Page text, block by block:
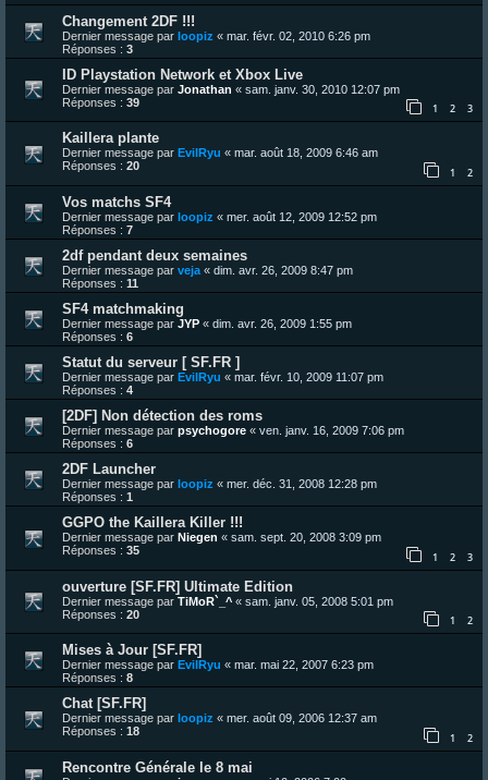
Changement 2DF !!!
Dernier message par loopiz « mar. févr. 02, 2010 6:26 pm
Réponses : 3
ID Playstation Network et Xbox Live
Dernier message par Jonathan « sam. janv. 30, 2010 12:07 pm
Réponses : 39 1 2 3
Kaillera plante
Dernier message par EvilRyu « mar. août 18, 2009 6:46 am
Réponses : 20 1 2
Vos matchs SF4
Dernier message par loopiz « mer. août 12, 2009 12:52 pm
Réponses : 7
2df pendant deux semaines
Dernier message par veja « dim. avr. 26, 2009 8:47 pm
Réponses : 11
SF4 matchmaking
Dernier message par JYP « dim. avr. 26, 2009 1:55 pm
Réponses : 6
Statut du serveur [ SF.FR ]
Dernier message par EvilRyu « mar. févr. 10, 2009 11:07 pm
Réponses : 4
[2DF] Non détection des roms
Dernier message par psychogore « ven. janv. 16, 2009 7:06 pm
Réponses : 6
2DF Launcher
Dernier message par loopiz « mer. déc. 31, 2008 12:28 pm
Réponses : 1
GGPO the Kaillera Killer !!!
Dernier message par Niegen « sam. sept. 20, 2008 3:09 pm
Réponses : 35 1 2 3
ouverture [SF.FR] Ultimate Edition
Dernier message par TiMoR`_^ « sam. janv. 05, 2008 5:01 pm
Réponses : 20 1 2
Mises à Jour [SF.FR]
Dernier message par EvilRyu « mar. mai 22, 2007 6:23 pm
Réponses : 8
Chat [SF.FR]
Dernier message par loopiz « mer. août 09, 2006 12:37 am
Réponses : 18 1 2
Rencontre Générale le 8 mai